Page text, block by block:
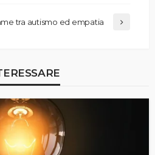
tra autismo ed empatia